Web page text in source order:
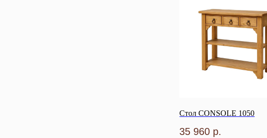
Стол CONSOLE 1050
35 960 р.